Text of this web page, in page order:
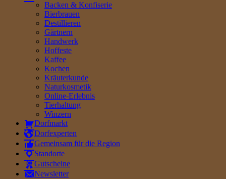
Backen & Konfiserie
Bierbrauen
Destillieren
Gärtnern
Handwerk
Hoffeste
Kaffee
Kochen
Kräuterkunde
Naturkosmetik
Online-Erlebnis
Tierhaltung
Winzern
Dorfmarkt
Dorfexperten
Gemeinsam für die Region
Standorte
Gutscheine
Newsletter